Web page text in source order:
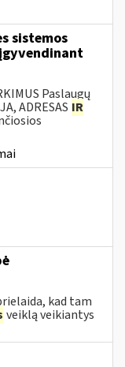
sistemos
Paslaugų
ADRESAS IR
kad tam
veiklą veikiantys